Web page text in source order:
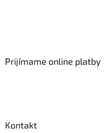
Prijímame online platby
Kontakt